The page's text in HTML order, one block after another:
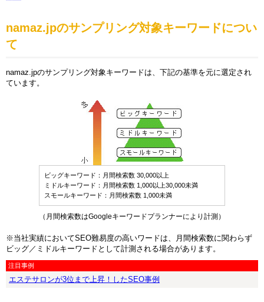
namaz.jpのサンプリング対象キーワードについ
て
namaz.jpのサンプリング対象キーワードは、下記の基準を元に選定され
ています。
ビッグキーワード ：月間検索数 30,000以上
ミドルキーワード ：月間検索数 1,000以上30,000未満
スモールキーワード ：月間検索数 1,000未満
（月間検索数はGoogleキーワードプランナーにより計測）
※当社実績においてSEO難易度の高いワードは、月間検索数に関わらず
ビッグ／ミドルキーワードとして計測される場合があります。
注目事例
エステサロンが3位まで上昇！したSEO事例